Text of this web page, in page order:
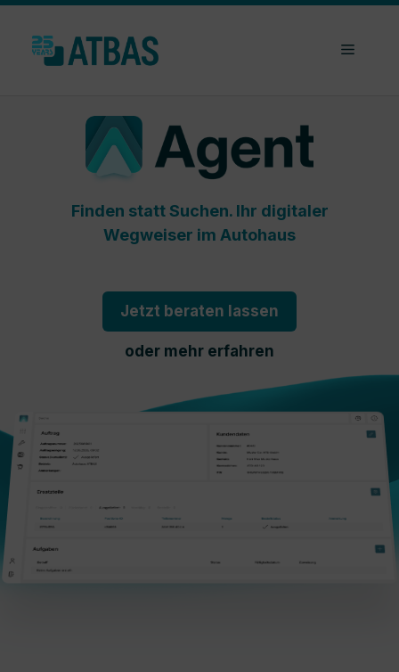
Zum
Inhalt
springen
Menü
Finden statt Suchen. Ihr digitaler
Wegweiser im Autohaus
Jetzt beraten lassen
oder mehr erfahren